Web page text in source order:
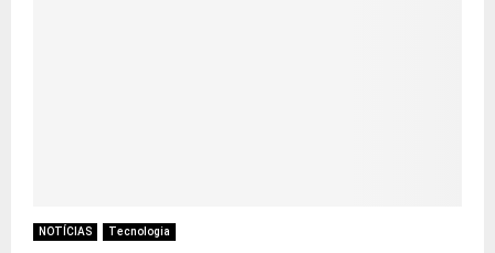
NOTÍCIAS Tecnologia